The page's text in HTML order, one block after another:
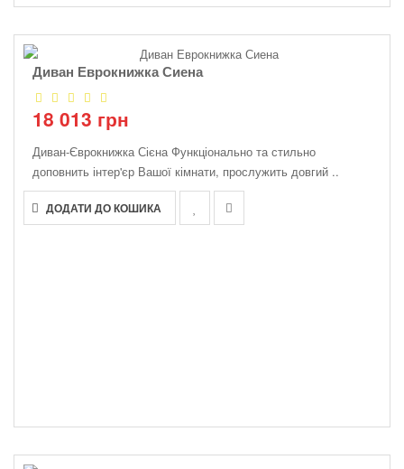
Диван Еврокнижка Сиена
18 013 грн
Диван-Єврокнижка Сієна Функціонально та стильно
доповнить інтер'єр Вашої кімнати, прослужить довгий ..
ДОДАТИ ДО КОШИКА